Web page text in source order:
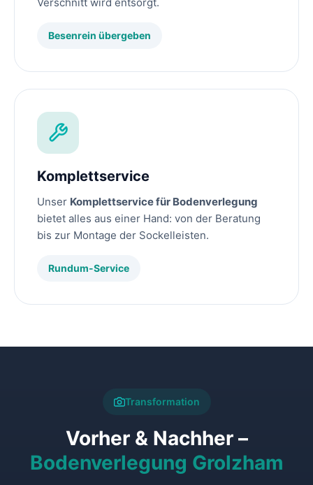
Besenrein übergeben
Komplettservice
Unser Komplettservice für Bodenverlegung
bietet alles aus einer Hand: von der Beratung
bis zur Montage der Sockelleisten.
Rundum-Service
Transformation
Vorher & Nachher –
Bodenverlegung Grolzham